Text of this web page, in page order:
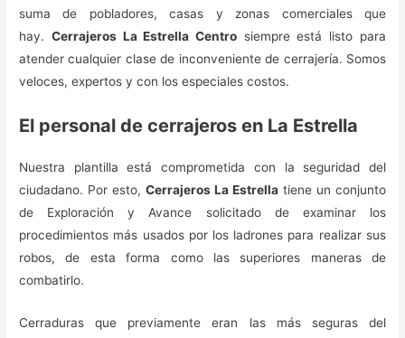
suma de pobladores, casas y zonas comerciales que
hay. Cerrajeros La Estrella Centro siempre está listo para
atender cualquier clase de inconveniente de cerrajería. Somos
veloces, expertos y con los especiales costos.
El personal de cerrajeros en La Estrella
Nuestra plantilla está comprometida con la seguridad del
ciudadano. Por esto,Cerrajeros La Estrella tiene un conjunto
de Exploración y Avance solicitado de examinar los
procedimientos más usados por los ladrones para realizar sus
robos, de esta forma como las superiores maneras de
combatirlo.
Cerraduras que previamente eran las más seguras del